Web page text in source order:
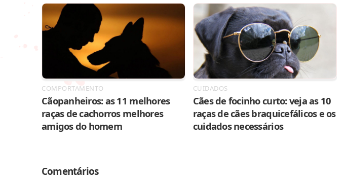
COMPORTAMENTO
Cãopanheiros: as 11 melhores
raças de cachorros melhores
amigos do homem
CUIDADOS
Cães de focinho curto: veja as 10
raças de cães braquicefálicos e os
cuidados necessários
Comentários